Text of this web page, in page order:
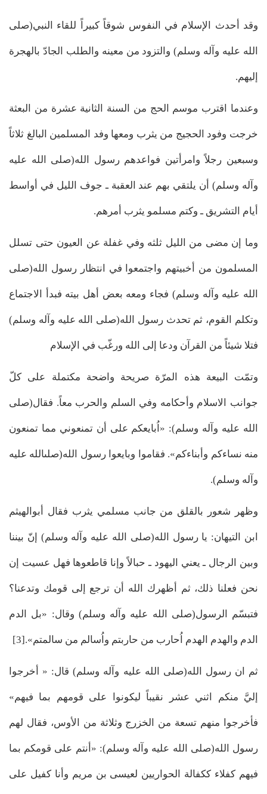
وقد أحدث الإسلام في النفوس شوقاً كبيراً للقاء النبي(صلى
الله عليه وآله وسلم) والتزود من معينه والطلب الجادّ بالهجرة
إليهم.
وعندما اقترب موسم الحج من السنة الثانية عشرة من البعثة
خرجت وفود الحجيج من يثرب ومعها وفد المسلمين البالغ ثلاثاً
وسبعين رجلاً وامرأتين فواعدهم رسول الله(صلى الله عليه
وآله وسلم) أن يلتقي بهم عند العقبة ـ جوف الليل في أواسط
أيام التشريق ـ وكتم مسلمو يثرب أمرهم.
وما إن مضى من الليل ثلثه وفي غفلة عن العيون حتى تسلل
المسلمون من أخبيتهم واجتمعوا في انتظار رسول الله(صلى
الله عليه وآله وسلم) فجاء ومعه بعض أهل بيته فبدأ الاجتماع
وتكلم القوم، ثم تحدث رسول الله(صلى الله عليه وآله وسلم)
فتلا شيئاً من القرآن ودعا إلى الله ورغّب في الإسلام
وتمّت البيعة هذه المرّة صريحة واضحة مكتملة على كلّ
جوانب الاسلام وأحكامه وفي السلم والحرب معاً. فقال(صلى
الله عليه وآله وسلم): «اُبايعكم على أن تمنعوني مما تمنعون
منه نساءكم وأبناءكم». فقاموا وبايعوا رسول الله(صلىالله عليه
وآله وسلم).
وظهر شعور بالقلق من جانب مسلمي يثرب فقال أبوالهيثم
ابن التيهان: يا رسول الله(صلى الله عليه وآله وسلم) إنّ بيننا
وبين الرجال ـ يعني اليهود ـ حبالاً وإنا قاطعوها فهل عسيت إن
نحن فعلنا ذلك، ثم أظهرك الله أن ترجع إلى قومك وتدعنا؟
فتبسّم الرسول(صلى الله عليه وآله وسلم) وقال: «بل الدم
الدم والهدم الهدم اُحارب من حاربتم واُسالم من سالمتم».[3]
ثم ان رسول الله(صلى الله عليه وآله وسلم) قال: « أخرجوا
إليَّ منكم اثني عشر نقيباً ليكونوا على قومهم بما فيهم»
فأخرجوا منهم تسعة من الخزرج وثلاثة من الأوس، فقال لهم
رسول الله(صلى الله عليه وآله وسلم): «أنتم على قومكم بما
فيهم كفلاء ككفالة الحواريين لعيسى بن مريم وأنا كفيل على